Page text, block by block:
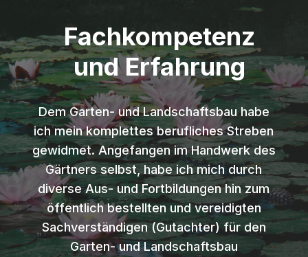
Fachkompetenz
und Erfahrung
Dem Garten- und Landschaftsbau habe
ich mein komplettes berufliches Streben
gewidmet. Angefangen im Handwerk des
Gärtners selbst, habe ich mich durch
diverse Aus- und Fortbildungen hin zum
öffentlich bestellten und vereidigten
Sachverständigen (Gutachter) für den
Garten- und Landschaftsbau